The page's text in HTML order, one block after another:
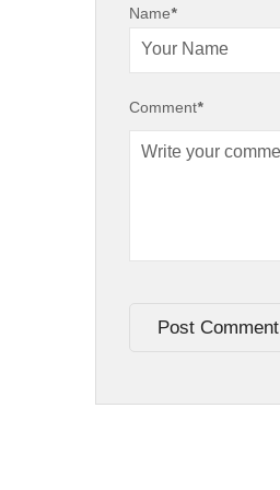
Name*
Comment*
Post Comment